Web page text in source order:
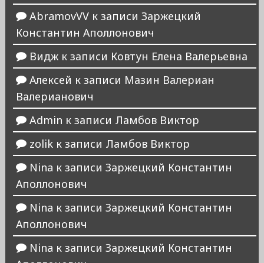
AbramovVVк записи Заржецкий
Константин Аполлонович
Виджк записи Ковтун Елена Валерьевна
Алексей к записи Мазин Валериан
Валерианович
Admin к записи Ламбов Виктор
zolikк записи Ламбов Виктор
Nina к записи Заржецкий Константин
Аполлонович
Nina к записи Заржецкий Константин
Аполлонович
Nina к записи Заржецкий Константин